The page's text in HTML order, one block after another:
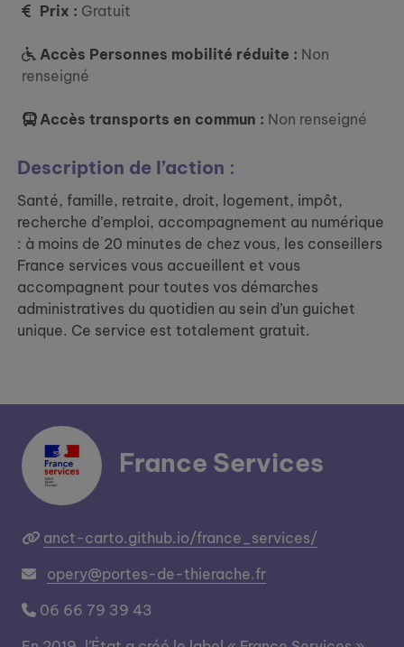
Prix : Gratuit
Accès Personnes mobilité réduite : Non
renseigné
Accès transports en commun : Non renseigné
Description de l’action :
Santé, famille, retraite, droit, logement, impôt,
recherche d’emploi, accompagnement au numérique
: à moins de 20 minutes de chez vous, les conseillers
France services vous accueillent et vous
accompagnent pour toutes vos démarches
administratives du quotidien au sein d’un guichet
unique. Ce service est totalement gratuit.
France Services
anct-carto.github.io/france_services/
opery@portes-de-thierache.fr
06 66 79 39 43